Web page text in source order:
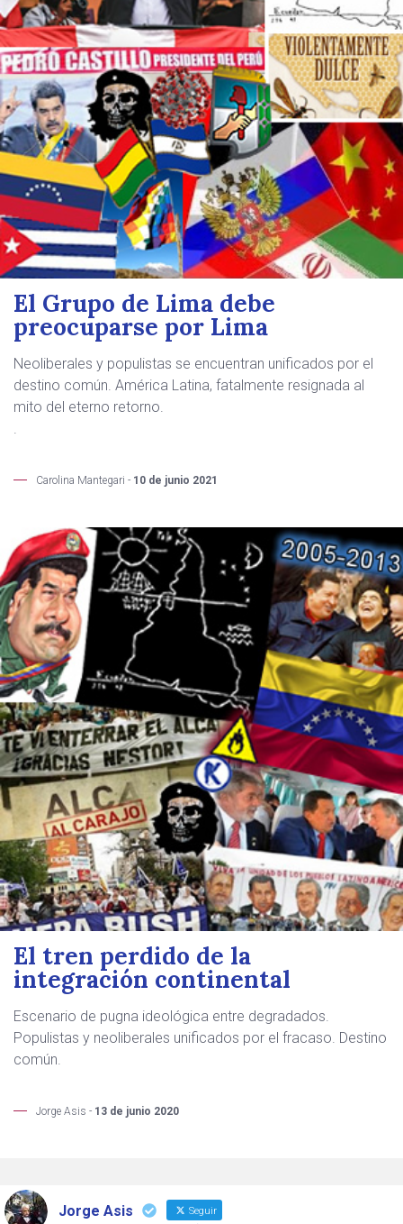
El Grupo de Lima debe
preocuparse por Lima
Neoliberales y populistas se encuentran unificados por el
destino común. América Latina, fatalmente resignada al
mito del eterno retorno.
.
Carolina Mantegari - 10 de junio 2021
El tren perdido de la
integración continental
Escenario de pugna ideológica entre degradados.
Populistas y neoliberales unificados por el fracaso. Destino
común.
Jorge Asis - 13 de junio 2020
Jorge Asis Seguir